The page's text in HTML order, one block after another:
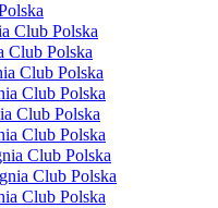
Club Polska
Polska
Club Polska
Club Polska
Club Polska
Club Polska
Club Polska
Club Polska
Club Polska